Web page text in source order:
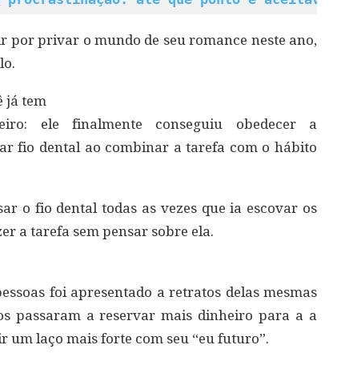
por privar o mundo de seu romance neste ano,
já tem
ele finalmente conseguiu obedecer a
fio dental ao combinar a tarefa com o hábito
o fio dental todas as vezes que ia escovar os
a tarefa sem pensar sobre ela.
foi apresentado a retratos delas mesmas
passaram a reservar mais dinheiro para a a
um laço mais forte com seu “eu futuro”.